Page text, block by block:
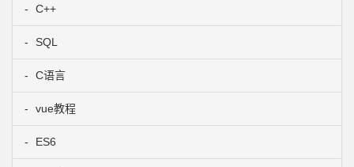
C++
SQL
C语言
vue教程
ES6